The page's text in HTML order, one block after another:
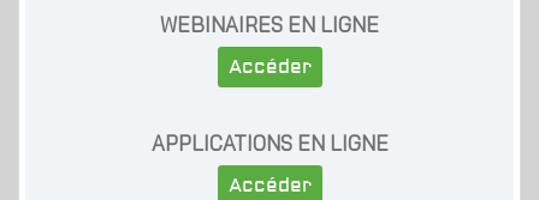
WEBINAIRES EN LIGNE
Accéder
APPLICATIONS EN LIGNE
Accéder